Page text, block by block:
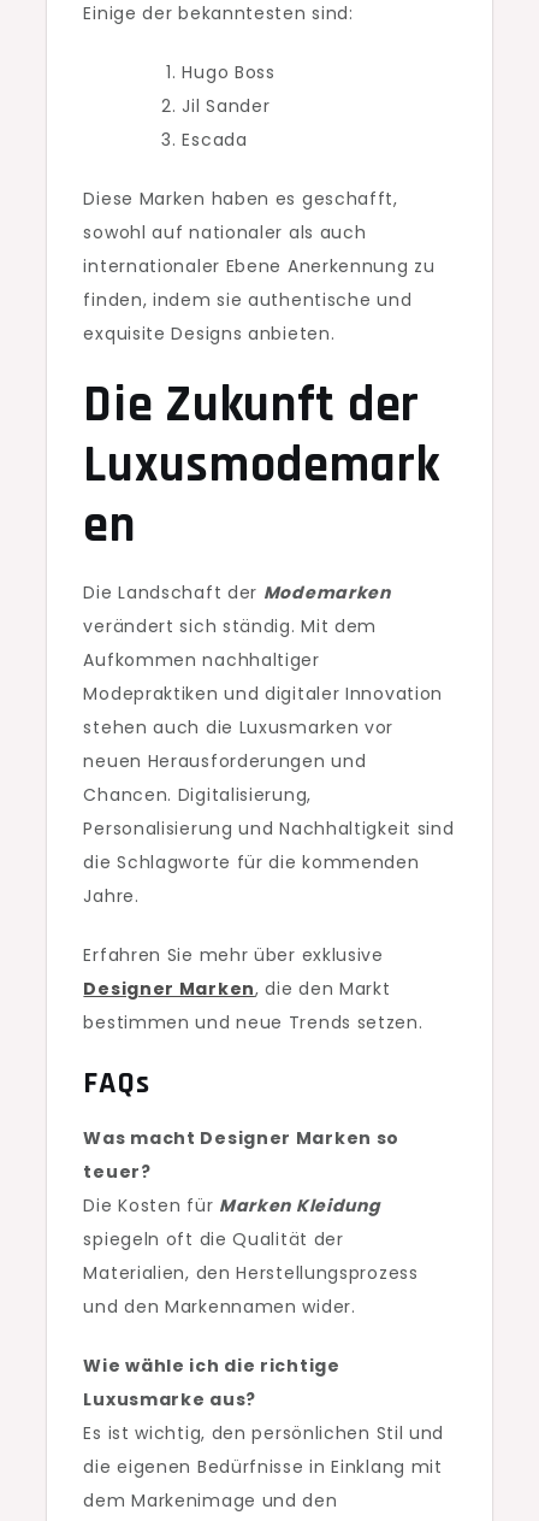
Einige der bekanntesten sind:
Hugo Boss
Jil Sander
Escada
Diese Marken haben es geschafft,
sowohl auf nationaler als auch
internationaler Ebene Anerkennung zu
finden, indem sie authentische und
exquisite Designs anbieten.
Die Zukunft der
Luxusmodemark
en
Die Landschaft der Modemarken
verändert sich ständig. Mit dem
Aufkommen nachhaltiger
Modepraktiken und digitaler Innovation
stehen auch die Luxusmarken vor
neuen Herausforderungen und
Chancen. Digitalisierung,
Personalisierung und Nachhaltigkeit sind
die Schlagworte für die kommenden
Jahre.
Erfahren Sie mehr über exklusive
Designer Marken, die den Markt
bestimmen und neue Trends setzen.
FAQs
Was macht Designer Marken so
teuer?
Die Kosten für Marken Kleidung
spiegeln oft die Qualität der
Materialien, den Herstellungsprozess
und den Markennamen wider.
Wie wähle ich die richtige
Luxusmarke aus?
Es ist wichtig, den persönlichen Stil und
die eigenen Bedürfnisse in Einklang mit
dem Markenimage und den